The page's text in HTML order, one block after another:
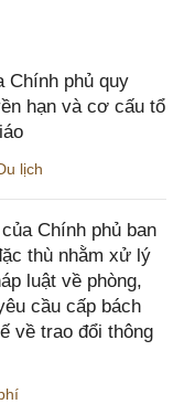
Chính phủ quy
hạn và cơ cấu tổ
lịch
Chính phủ ban
thù nhằm xử lý
luật về phòng,
cầu cấp bách
về trao đổi thông